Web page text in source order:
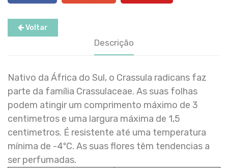
Voltar
Descrição
Nativo da África do Sul, o Crassula radicans faz
parte da família Crassulaceae. As suas folhas
podem atingir um comprimento máximo de 3
centimetros e uma largura máxima de 1,5
centimetros. É resistente até uma temperatura
mínima de -4ºC. As suas flores têm tendencias a
ser perfumadas.